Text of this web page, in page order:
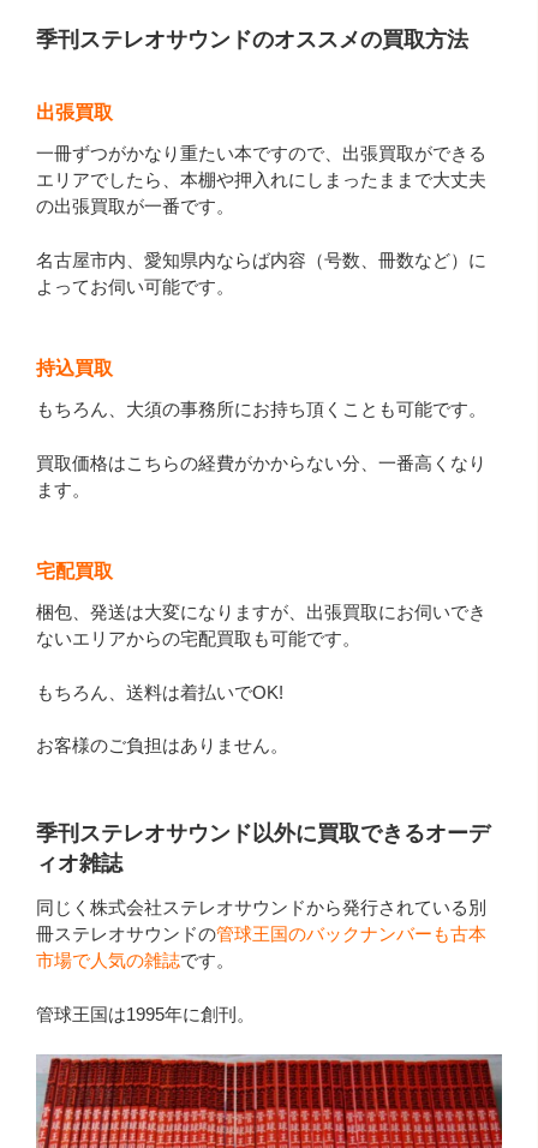
季刊ステレオサウンドのオススメの買取方法
出張買取
一冊ずつがかなり重たい本ですので、出張買取ができる
エリアでしたら、本棚や押入れにしまったままで大丈夫
の出張買取が一番です。
名古屋市内、愛知県内ならば内容（号数、冊数など）に
よってお伺い可能です。
持込買取
もちろん、大須の事務所にお持ち頂くことも可能です。
買取価格はこちらの経費がかからない分、一番高くなり
ます。
宅配買取
梱包、発送は大変になりますが、出張買取にお伺いでき
ないエリアからの宅配買取も可能です。
もちろん、送料は着払いでOK!
お客様のご負担はありません。
季刊ステレオサウンド以外に買取できるオーデ
ィオ雑誌
同じく株式会社ステレオサウンドから発行されている別
冊ステレオサウンドの管球王国のバックナンバーも古本
市場で人気の雑誌です。
管球王国は1995年に創刊。